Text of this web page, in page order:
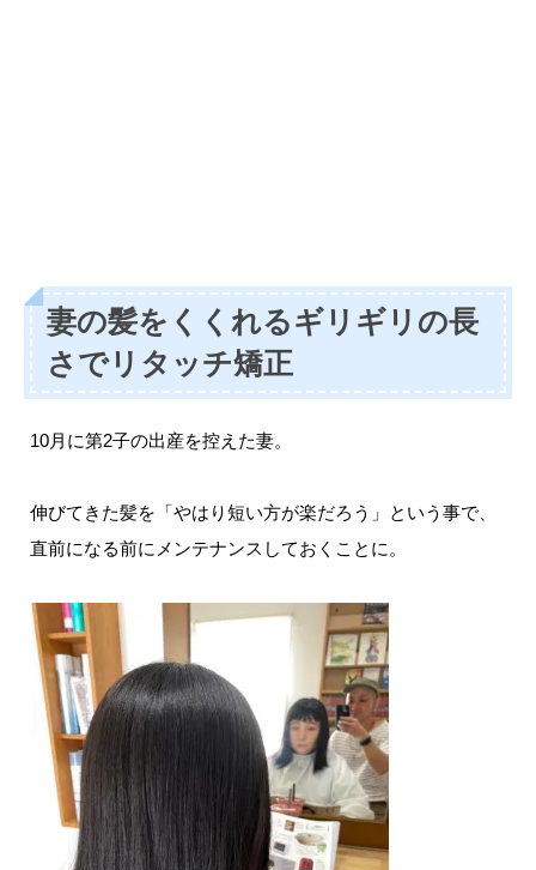
妻の髪をくくれるギリギリの長
さでリタッチ矯正
10月に第2子の出産を控えた妻。
伸びてきた髪を「やはり短い方が楽だろう」という事で、
直前になる前にメンテナンスしておくことに。